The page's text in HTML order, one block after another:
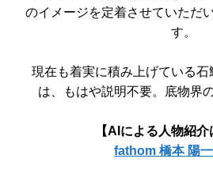
のイメージを定着させていただ
す。
現在も着実に積み上げている
は、もはや説明不要。底物界
【AIによる人物紹介
fathom 橋本 陽